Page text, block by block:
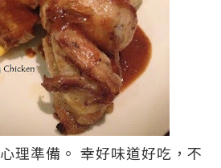
理準備。 幸好味道好吃，不